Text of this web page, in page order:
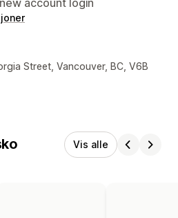
Street, Vancouver, BC, V6B
Vis alle